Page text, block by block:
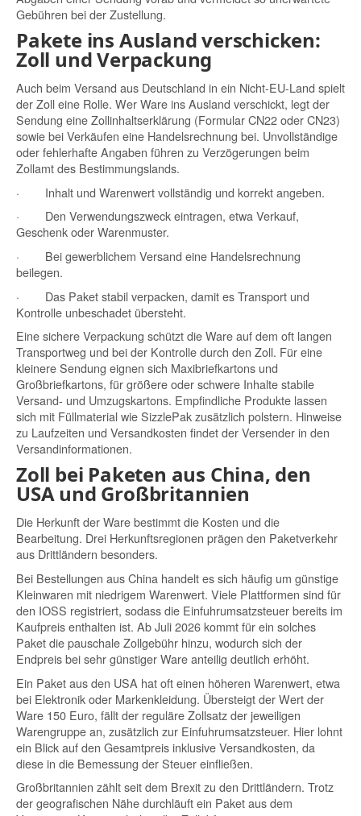
Gebühren bei der Zustellung.
Pakete ins Ausland verschicken:
Zoll und Verpackung
Auch beim Versand aus Deutschland in ein Nicht-EU-Land spielt
der Zoll eine Rolle. Wer Ware ins Ausland verschickt, legt der
Sendung eine Zollinhaltserklärung (Formular CN22 oder CN23)
sowie bei Verkäufen eine Handelsrechnung bei. Unvollständige
oder fehlerhafte Angaben führen zu Verzögerungen beim
Zollamt des Bestimmungslands.
·
Inhalt und Warenwert vollständig und korrekt angeben.
·
Den Verwendungszweck eintragen, etwa Verkauf,
Geschenk oder Warenmuster.
·
Bei gewerblichem Versand eine Handelsrechnung
beilegen.
·
Das Paket stabil verpacken, damit es Transport und
Kontrolle unbeschadet übersteht.
Eine sichere Verpackung schützt die Ware auf dem oft langen
Transportweg und bei der Kontrolle durch den Zoll. Für eine
kleinere Sendung eignen sich Maxibriefkartons und
Großbriefkartons, für größere oder schwere Inhalte stabile
Versand- und Umzugskartons. Empfindliche Produkte lassen
sich mit Füllmaterial wie SizzlePakzusätzlich polstern. Hinweise
zu Laufzeiten und Versandkosten findet der Versender in den
Versandinformationen.
Zoll bei Paketen aus China, den
USA und Großbritannien
Die Herkunft der Ware bestimmt die Kosten und die
Bearbeitung. Drei Herkunftsregionen prägen den Paketverkehr
aus Drittländern besonders.
Bei Bestellungen ausChina handelt es sich häufig um günstige
Kleinwaren mit niedrigem Warenwert. Viele Plattformen sind für
den IOSS registriert, sodass die Einfuhrumsatzsteuer bereits im
Kaufpreis enthalten ist. Ab Juli 2026 kommt für ein solches
Paket die pauschale Zollgebühr hinzu, wodurch sich der
Endpreis bei sehr günstiger Ware anteilig deutlich erhöht.
Ein Paket aus den USA hat oft einen höheren Warenwert, etwa
bei Elektronik oder Markenkleidung. Übersteigt der Wert der
Ware 150 Euro, fällt der reguläre Zollsatz der jeweiligen
Warengruppe an, zusätzlich zur Einfuhrumsatzsteuer. Hier lohnt
ein Blick auf den Gesamtpreis inklusive Versandkosten, da
diese in die Bemessung der Steuer einfließen.
Großbritannien zählt seit dem Brexit zu den Drittländern. Trotz
der geografischen Nähe durchläuft ein Paket aus dem